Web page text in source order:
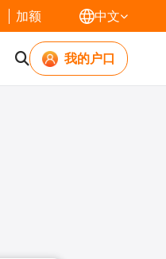
加额 中文
我的户口